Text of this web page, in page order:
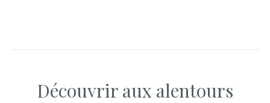
Découvrir aux alentours